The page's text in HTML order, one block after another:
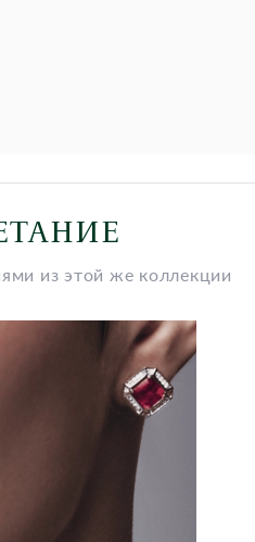
из этой же коллекции